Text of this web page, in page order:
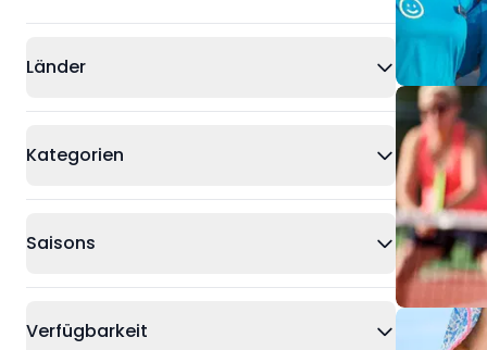
Länder
Kategorien
Saisons
Verfügbarkeit